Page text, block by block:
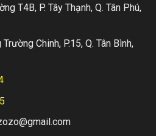
T4B, P. Tây Thạnh, Q. Tân Phú,
Chinh, P.15, Q. Tân Bình,